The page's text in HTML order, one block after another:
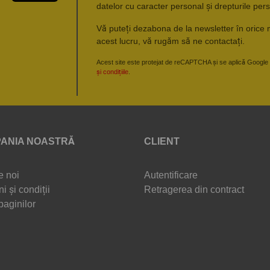
datelor cu caracter personal și drepturile
Vă puteți dezabona de la newsletter în orice
acest lucru, vă rugăm să ne contactați.
Acest site este protejat de reCAPTCHA și se aplică Google
și condițiile
NOASTRĂ
noi
și condiții
CLIENT
Autentificare
Retragerea din contract